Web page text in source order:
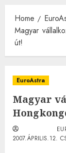
Home
Magyar
út!
EuroAstra
Magyar
2007.ÁPRILIS.12.